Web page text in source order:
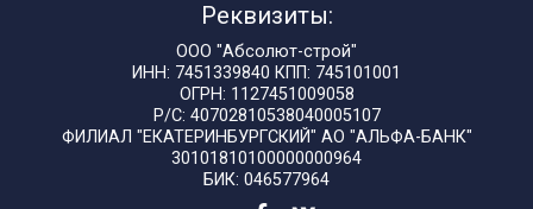
Реквизиты:
ООО "Абсолют-строй"
ИНН: 7451339840 КПП: 745101001
ОГРН: 1127451009058
Р/С: 40702810538040005107
ФИЛИАЛ "ЕКАТЕРИНБУРГСКИЙ" АО "АЛЬФА-БАНК"
30101810100000000964
БИК: 046577964